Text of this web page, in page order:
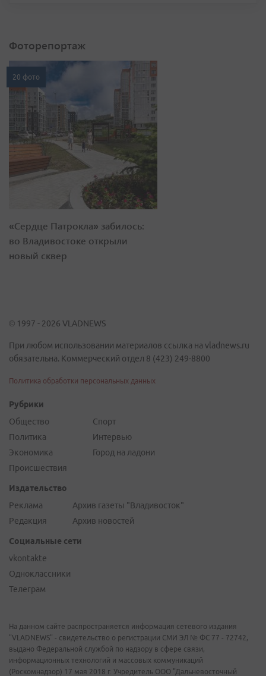
Фоторепортаж
20 фото
«Сердце Патрокла» забилось:
во Владивостоке открыли
новый сквер
© 1997 - 2026 VLADNEWS
При любом использовании материалов ссылка на vladnews.ru
обязательна. Коммерческий отдел 8 (423) 249-8800
Политика обработки персональных данных
Рубрики
Общество
Политика
Экономика
Происшествия
Спорт
Интервью
Город на ладони
Издательство
Реклама
Редакция
Архив газеты "Владивосток"
Архив новостей
Социальные сети
vkontakte
Одноклассники
Телеграм
На данном сайте распространяется информация сетевого издания
"VLADNEWS" - свидетельство о регистрации СМИ ЭЛ № ФС 77 - 72742,
выдано Федеральной службой по надзору в сфере связи,
информационных технологий и массовых коммуникаций
(Роскомнадзор) 17 мая 2018 г. Учредитель ООО "Дальневосточный